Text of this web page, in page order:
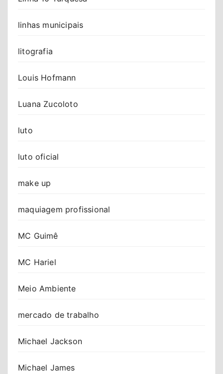
linhas municipais
litografia
Louis Hofmann
Luana Zucoloto
luto
luto oficial
make up
maquiagem profissional
MC Guimê
MC Hariel
Meio Ambiente
mercado de trabalho
Michael Jackson
Michael James